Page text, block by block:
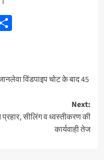
Share
विंडपाइप चोट के बाद 45
Next:
प्रहार, सीलिंग व ध्वस्तीकरण की
कार्यवाही तेज